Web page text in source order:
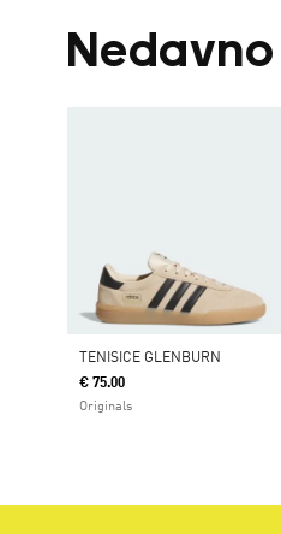
TENISICE GLENBURN
€ 75.00
Originals